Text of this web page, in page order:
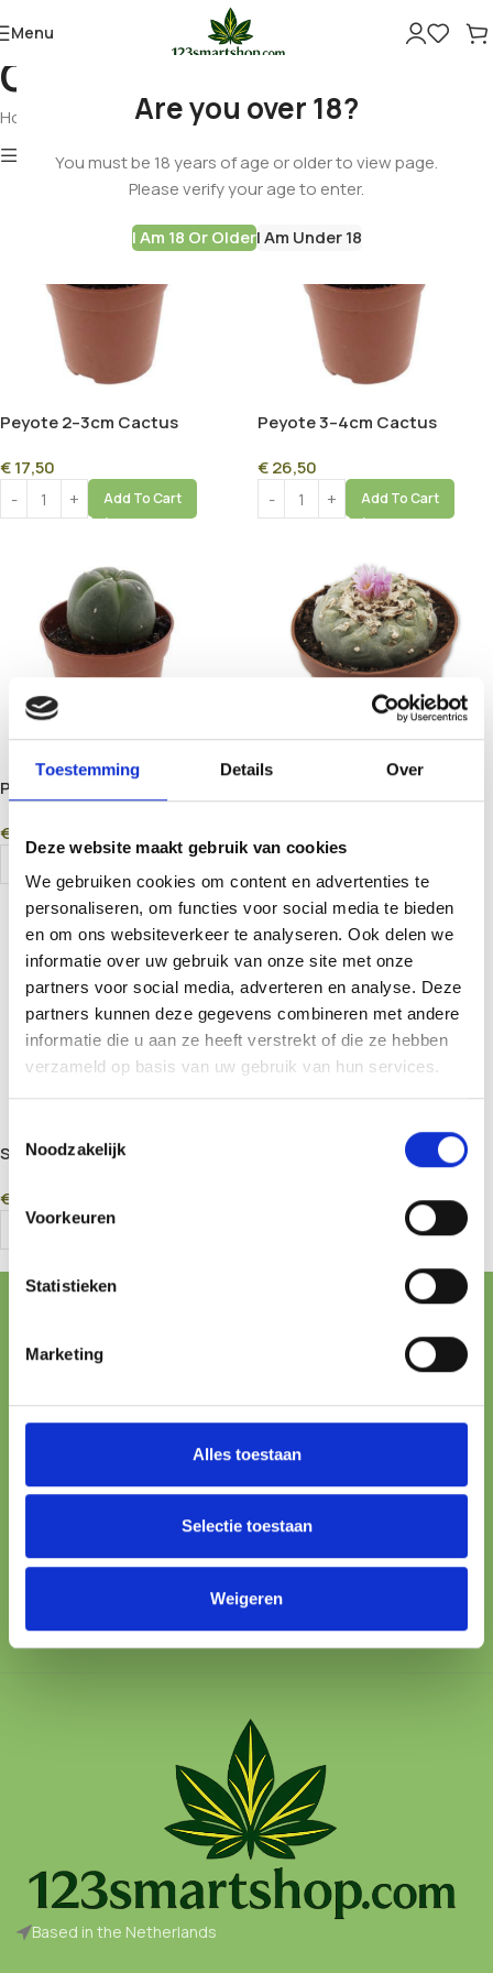
Toestemming Details Over
Deze website maakt gebruik van cookies
We gebruiken cookies om content en advertenties te
personaliseren, om functies voor social media te bieden
en om ons websiteverkeer te analyseren. Ook delen we
informatie over uw gebruik van onze site met onze
partners voor social media, adverteren en analyse. Deze
partners kunnen deze gegevens combineren met andere
informatie die u aan ze heeft verstrekt of die ze hebben
verzameld op basis van uw gebruik van hun services.
Noodzakelijk
Voorkeuren
Statistieken
Marketing
Alles toestaan
Selectie toestaan
Weigeren
Are you over 18?
You must be 18 years of age or older to view page.
Please verify your age to enter.
I Am 18 Or OlderI Am Under 18
Menu
Cactus Seeds
Home Botanicals Cactus Seeds
Show column
Peyote 2–3cm Cactus
€17,50
Add To Cart
Peyote 3–4cm Cactus
€26,50
Add To Cart
Peyote 4–5cm Cactus
€
San Pedro Pachanoi Cutting
pachanoi)
€
Add To Cart
San Pedro Peruvianus
(Echinopsis peruviana)
Add To Cart
All major methods
We’re here to help
Based in the Netherlands